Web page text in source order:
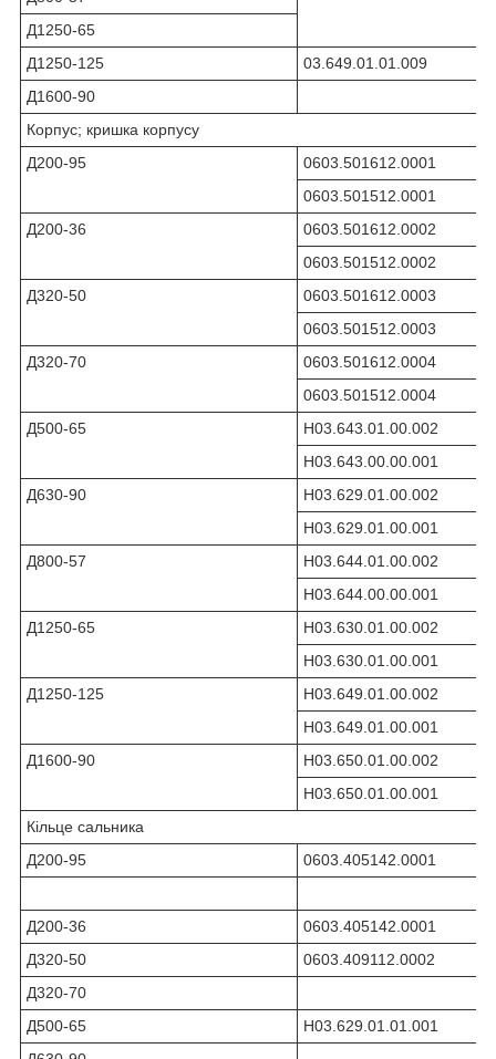
Д1250-65
Д1250-125
03.649.01.01.009
Д1600-90
Корпус; кришка корпусу
Д200-95
0603.501612.0001
0603.501512.0001
Д200-36
0603.501612.0002
0603.501512.0002
Д320-50
0603.501612.0003
0603.501512.0003
Д320-70
0603.501612.0004
0603.501512.0004
Д500-65
Н03.643.01.00.002
Н03.643.00.00.001
Д630-90
Н03.629.01.00.002
Н03.629.01.00.001
Д800-57
Н03.644.01.00.002
Н03.644.00.00.001
Д1250-65
Н03.630.01.00.002
Н03.630.01.00.001
Д1250-125
Н03.649.01.00.002
Н03.649.01.00.001
Д1600-90
Н03.650.01.00.002
Н03.650.01.00.001
Кільце сальника
Д200-95
0603.405142.0001
Д200-36
0603.405142.0001
Д320-50
0603.409112.0002
Д320-70
Д500-65
Н03.629.01.01.001